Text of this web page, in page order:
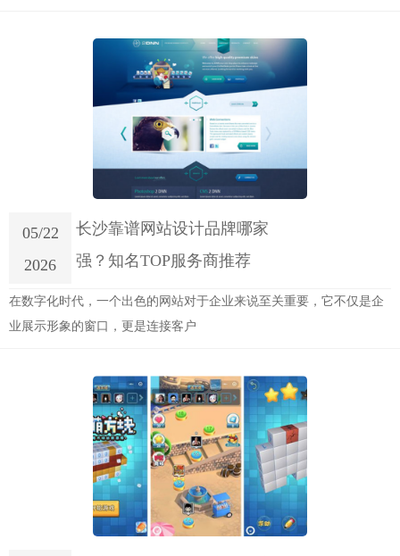
05/22
2026
长沙靠谱网站设计品牌哪家
强？知名TOP服务商推荐
在数字化时代，一个出色的网站对于企业来说至关重要，它不仅是企
业展示形象的窗口，更是连接客户